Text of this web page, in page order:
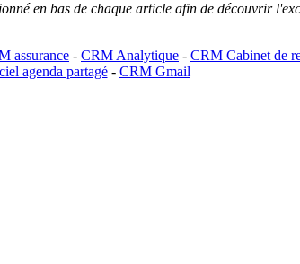
en bas de chaque article afin de découvrir
assurance - CRM Analytique - CRM Cabinet de
agenda partagé- CRM Gmail